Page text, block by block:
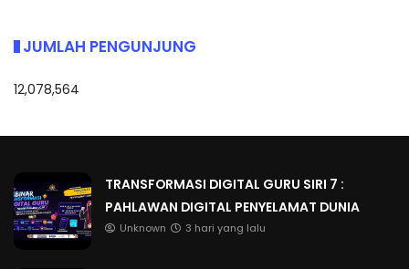
JUMLAH PENGUNJUNG
12,078,564
TRANSFORMASI DIGITAL GURU SIRI 7 :
PAHLAWAN DIGITAL PENYELAMAT DUNIA
Unknown 3 hari yang lalu